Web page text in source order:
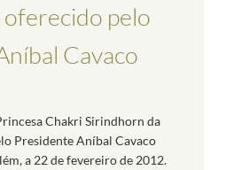
oferecido pelo
Cavaco
Chakri Sirindhorn da
Presidente Aníbal Cavaco
a 22 de fevereiro de 2012.